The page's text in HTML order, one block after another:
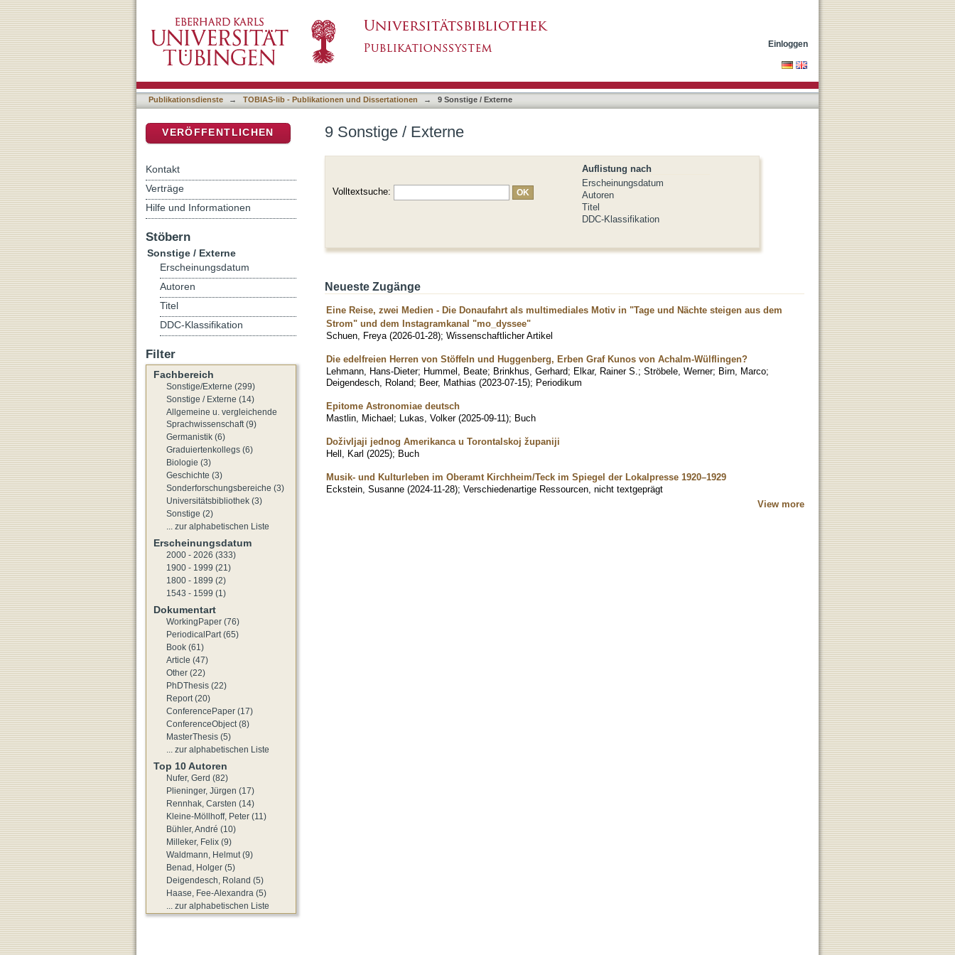
Einloggen
Publikationsdienste → TOBIAS-lib - Publikationen und Dissertationen → 9 Sonstige / Externe
9 Sonstige / Externe
Auflistung nach
Erscheinungsdatum
Autoren
Titel
DDC-Klassifikation
Volltextsuche:
Neueste Zugänge
Eine Reise, zwei Medien - Die Donaufahrt als multimediales Motiv in "Tage und Nächte steigen aus dem
Strom" und dem Instagramkanal "mo_dyssee"
Schuen, Freya (2026-01-28); Wissenschaftlicher Artikel
Die edelfreien Herren von Stöffeln und Huggenberg, Erben Graf Kunos von Achalm-Wülflingen?
Lehmann, Hans-Dieter; Hummel, Beate; Brinkhus, Gerhard; Elkar, Rainer S.; Ströbele, Werner; Birn, Marco;
Deigendesch, Roland; Beer, Mathias (2023-07-15); Periodikum
Epitome Astronomiae deutsch
Mastlin, Michael ; Lukas, Volker (2025-09-11); Buch
Doživljaji jednog Amerikanca u Torontalskoj županiji
Hell, Karl (2025); Buch
Musik- und Kulturleben im Oberamt Kirchheim/Teck im Spiegel der Lokalpresse 1920–1929
Eckstein, Susanne (2024-11-28); Verschiedenartige Ressourcen, nicht textgeprägt
View more
VERÖFFENTLICHEN
Kontakt
Verträge
Hilfe und Informationen
Stöbern
Sonstige / Externe
Erscheinungsdatum
Autoren
Titel
DDC-Klassifikation
Filter
Fachbereich
Sonstige/Externe (299)
Sonstige / Externe (14)
Allgemeine u. vergleichende
Sprachwissenschaft (9)
Germanistik (6)
Graduiertenkollegs (6)
Biologie (3)
Geschichte (3)
Sonderforschungsbereiche (3)
Universitätsbibliothek (3)
Sonstige (2)
... zur alphabetischen Liste
Erscheinungsdatum
2000 - 2026 (333)
1900 - 1999 (21)
1800 - 1899 (2)
1543 - 1599 (1)
Dokumentart
WorkingPaper (76)
PeriodicalPart (65)
Book (61)
Article (47)
Other (22)
PhDThesis (22)
Report (20)
ConferencePaper (17)
ConferenceObject (8)
MasterThesis (5)
... zur alphabetischen Liste
Top 10 Autoren
Nufer, Gerd (82)
Plieninger, Jürgen (17)
Rennhak, Carsten (14)
Kleine-Möllhoff, Peter (11)
Bühler, André (10)
Milleker, Felix (9)
Waldmann, Helmut (9)
Benad, Holger (5)
Deigendesch, Roland (5)
Haase, Fee-Alexandra (5)
... zur alphabetischen Liste